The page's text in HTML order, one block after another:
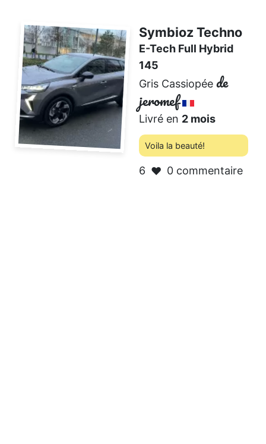
Symbioz Techno
E-Tech Full Hybrid
145
Gris Cassiopée de
jeromef
Livré en 2 mois
Voila la beauté!
6 ❤️ 0 commentaire